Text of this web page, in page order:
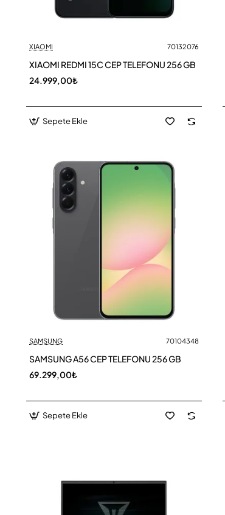
XIAOMI 70132076
XIAOMI REDMI 15C CEP TELEFONU 256 GB
24.999,00₺
Sepete Ekle
SAMSUNG 70104348
SAMSUNG A56 CEP TELEFONU 256 GB
69.299,00₺
Sepete Ekle